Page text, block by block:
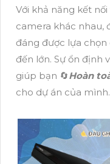
Với khả năng kết
camera khác nhau,
đáng được lựa
đến lớn. Sự ổn định
giúp bạn 🔄Hoàn
cho dự án của mình.